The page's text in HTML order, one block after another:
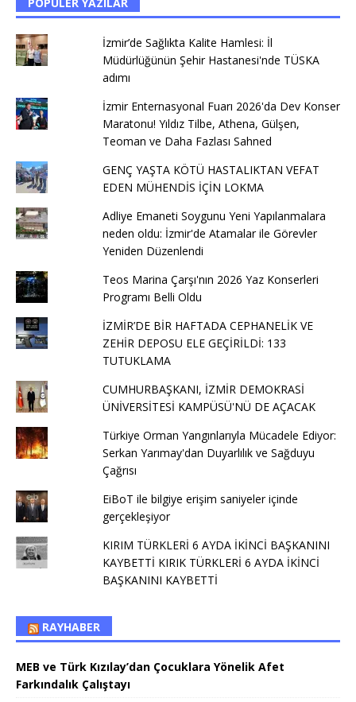
POPÜLER YAZILAR
İzmir’de Sağlıkta Kalite Hamlesi: İl
Müdürlüğünün Şehir Hastanesi'nde TÜSKA
adımı
İzmir Enternasyonal Fuarı 2026'da Dev Konser
Maratonu! Yıldız Tilbe, Athena, Gülşen,
Teoman ve Daha Fazlası Sahned
GENÇ YAŞTA KÖTÜ HASTALIKTAN VEFAT
EDEN MÜHENDİS İÇİN LOKMA
Adliye Emaneti Soygunu Yeni Yapılanmalara
neden oldu: İzmir'de Atamalar ile Görevler
Yeniden Düzenlendi
Teos Marina Çarşı'nın 2026 Yaz Konserleri
Programı Belli Oldu
İZMİR’DE BİR HAFTADA CEPHANELİK VE
ZEHİR DEPOSU ELE GEÇİRİLDİ: 133
TUTUKLAMA
CUMHURBAŞKANI, İZMİR DEMOKRASİ
ÜNİVERSİTESİ KAMPÜSÜ'NÜ DE AÇACAK
Türkiye Orman Yangınlarıyla Mücadele Ediyor:
Serkan Yarımay'dan Duyarlılık ve Sağduyu
Çağrısı
EiBoT ile bilgiye erişim saniyeler içinde
gerçekleşiyor
KIRIM TÜRKLERİ 6 AYDA İKİNCİ BAŞKANINI
KAYBETTİ KIRIK TÜRKLERİ 6 AYDA İKİNCİ
BAŞKANINI KAYBETTİ
RAYHABER
MEB ve Türk Kızılay’dan Çocuklara Yönelik Afet
Farkındalık Çalıştayı